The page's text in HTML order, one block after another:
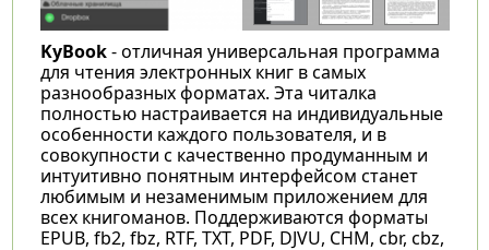
KyBook- отличная универсальная программа
для чтения электронных книг в самых
разнообразных форматах. Эта читалка
полностью настраивается на индивидуальные
особенности каждого пользователя, и в
совокупности с качественно продуманным и
интуитивно понятным интерфейсом станет
любимым и незаменимым приложением для
всех книгоманов. Поддерживаются форматы
EPUB, fb2, fbz, RTF, TXT, PDF, DJVU, CHM, cbr, cbz,